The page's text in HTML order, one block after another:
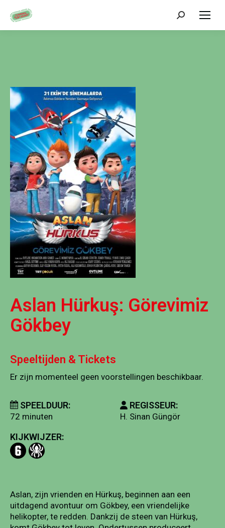
Zoeken:
Aslan Hürkuş: Görevimiz
Gökbey
Speeltijden & Tickets
Er zijn momenteel geen voorstellingen beschikbaar.
SPEELDUUR:
72 minuten
KIJKWIJZER:
REGISSEUR:
H. Sinan Güngör
Aslan, zijn vrienden en Hürkuş, beginnen aan een
uitdagend avontuur om Gökbey, een vriendelijke
helikopter, te redden. Dankzij de steen van Hürkuş,